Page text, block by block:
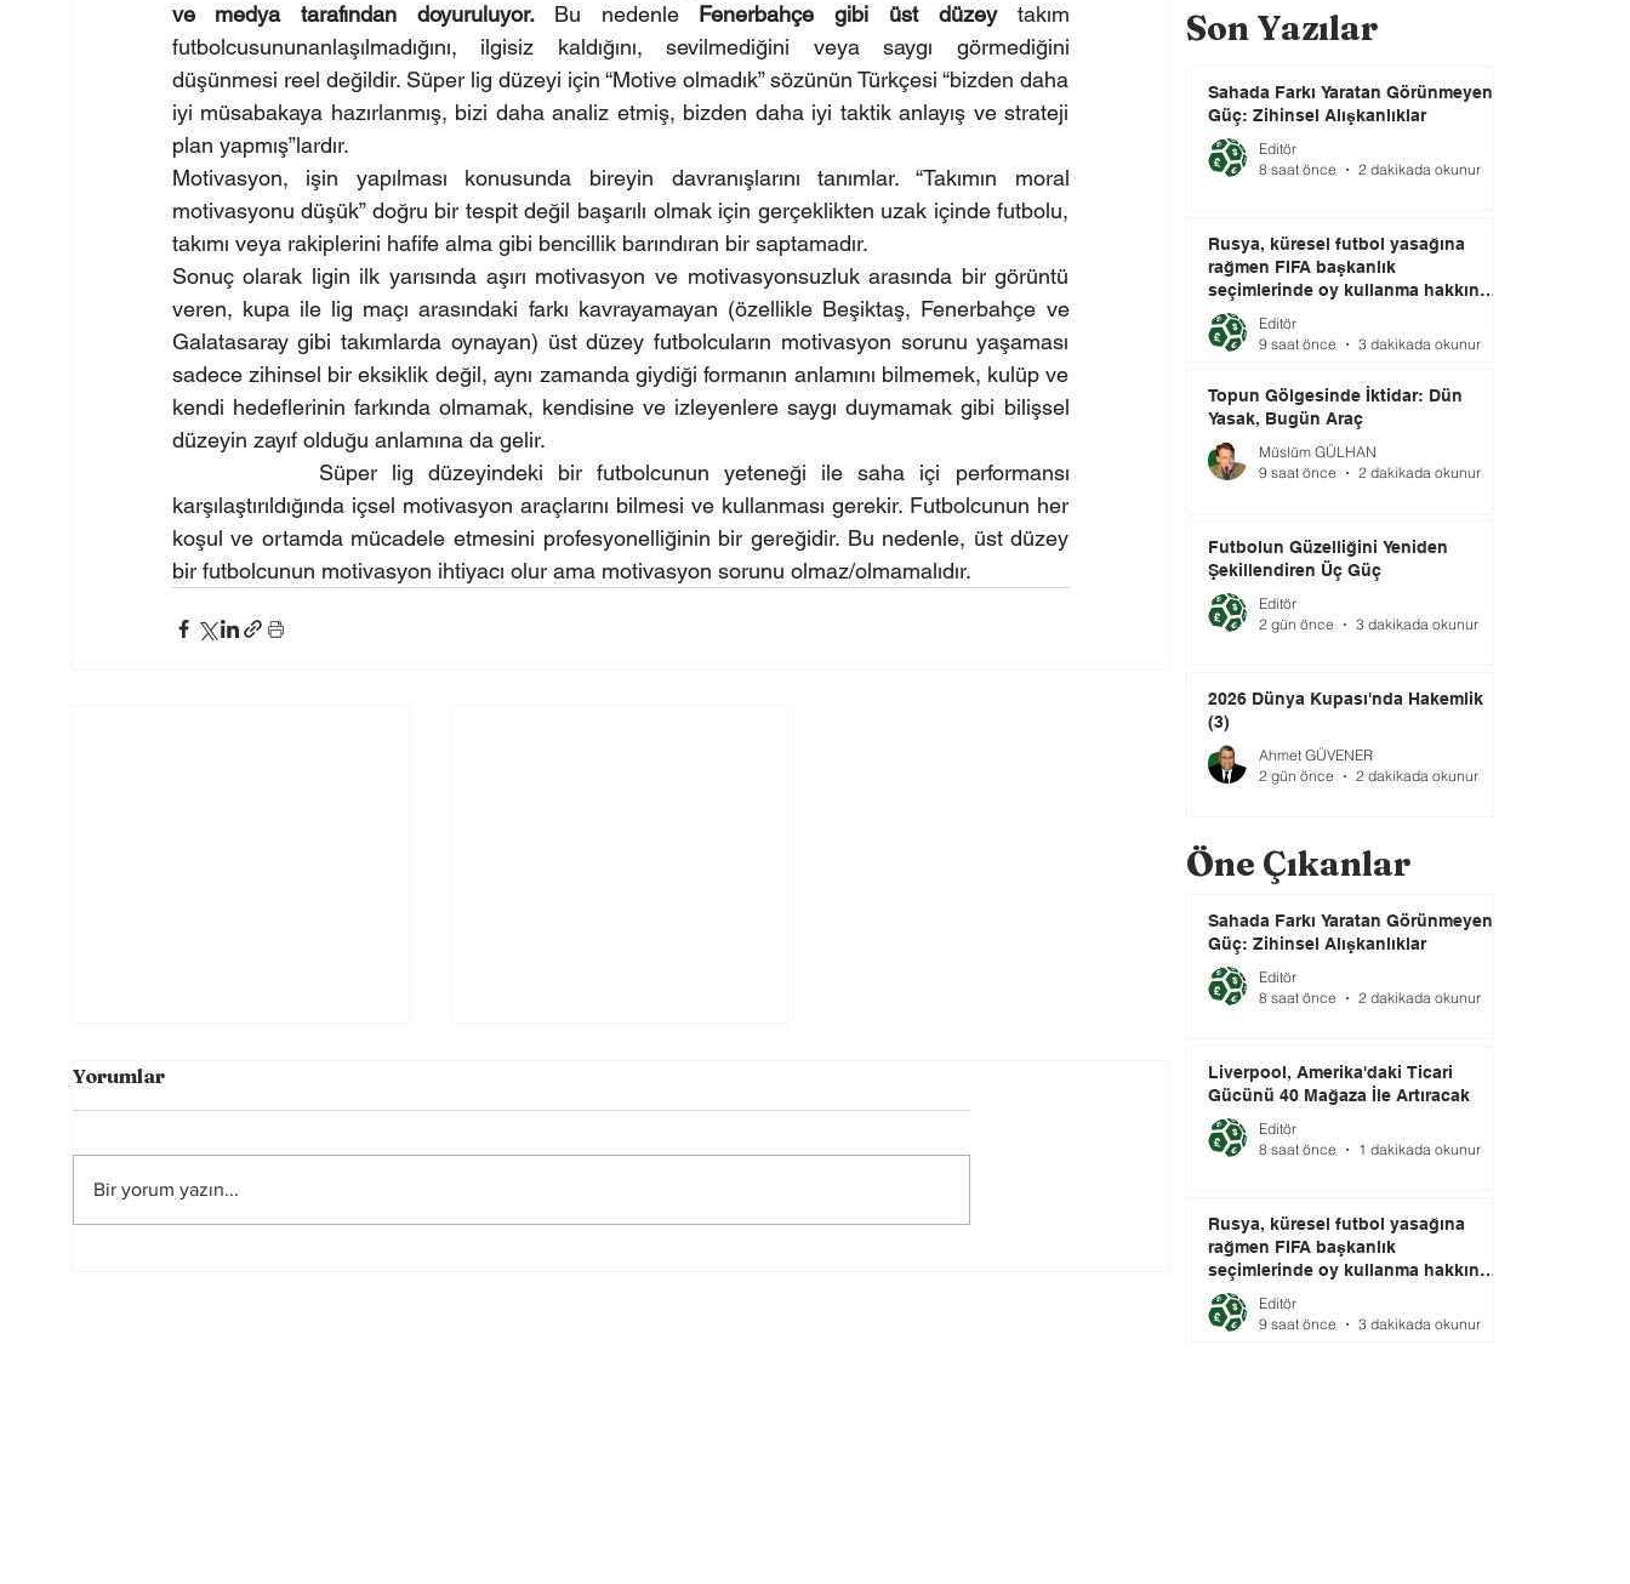
ve medya tarafından doyuruluyor. Bu nedenle Fenerbahçe gibi üst düzey takım
futbolcusununanlaşılmadığını, ilgisiz kaldığını, sevilmediğini veya saygı görmediğini
düşünmesi reel değildir. Süper lig düzeyi için “Motive olmadık” sözünün Türkçesi “bizden daha
iyi müsabakaya hazırlanmış, bizi daha analiz etmiş, bizden daha iyi taktik anlayış ve strateji
plan yapmış”lardır.
Motivasyon, işin yapılması konusunda bireyin davranışlarını tanımlar. “Takımın moral
motivasyonu düşük” doğru bir tespit değil başarılı olmak için gerçeklikten uzak içinde futbolu,
takımı veya rakiplerini hafife alma gibi bencillik barındıran bir saptamadır.
Sonuç olarak ligin ilk yarısında aşırı motivasyon ve motivasyonsuzluk arasında bir görüntü
veren, kupa ile lig maçı arasındaki farkı kavrayamayan (özellikle Beşiktaş, Fenerbahçe ve
Galatasaray gibi takımlarda oynayan) üst düzey futbolcuların motivasyon sorunu yaşaması
sadece zihinsel bir eksiklik değil, aynı zamanda giydiği formanın anlamını bilmemek, kulüp ve
kendi hedeflerinin farkında olmamak, kendisine ve izleyenlere saygı duymamak gibi bilişsel
düzeyin zayıf olduğu anlamına da gelir.
Süper lig düzeyindeki bir futbolcunun yeteneği ile saha içi performansı
karşılaştırıldığında içsel motivasyon araçlarını bilmesi ve kullanması gerekir. Futbolcunun her
koşul ve ortamda mücadele etmesini profesyonelliğinin bir gereğidir. Bu nedenle, üst düzey
bir futbolcunun motivasyon ihtiyacı olur ama motivasyon sorunu olmaz/olmamalıdır.
Yorumlar
Bir yorum yazın...
Son Yazılar
Sahada Farkı Yaratan Görünmeyen
Güç: Zihinsel Alışkanlıklar
Editör
8 saat önce
2 dakikada okunur
Rusya, küresel futbol yasağına
rağmen FIFA başkanlık
seçimlerinde oy kullanma hakkını
elinde tutuyor.
Editör
9 saat önce
3 dakikada okunur
Topun Gölgesinde İktidar: Dün
Yasak, Bugün Araç
Müslüm GÜLHAN
9 saat önce
2 dakikada okunur
Futbolun Güzelliğini Yeniden
Şekillendiren Üç Güç
Editör
2 gün önce
3 dakikada okunur
2026 Dünya Kupası'nda Hakemlik
(3)
Ahmet GÜVENER
2 gün önce
2 dakikada okunur
Öne Çıkanlar
Sahada Farkı Yaratan Görünmeyen
Güç: Zihinsel Alışkanlıklar
Editör
8 saat önce
2 dakikada okunur
Liverpool, Amerika'daki Ticari
Gücünü 40 Mağaza İle Artıracak
Editör
8 saat önce
1 dakikada okunur
Rusya, küresel futbol yasağına
rağmen FIFA başkanlık
seçimlerinde oy kullanma hakkını
elinde tutuyor.
Editör
9 saat önce
3 dakikada okunur